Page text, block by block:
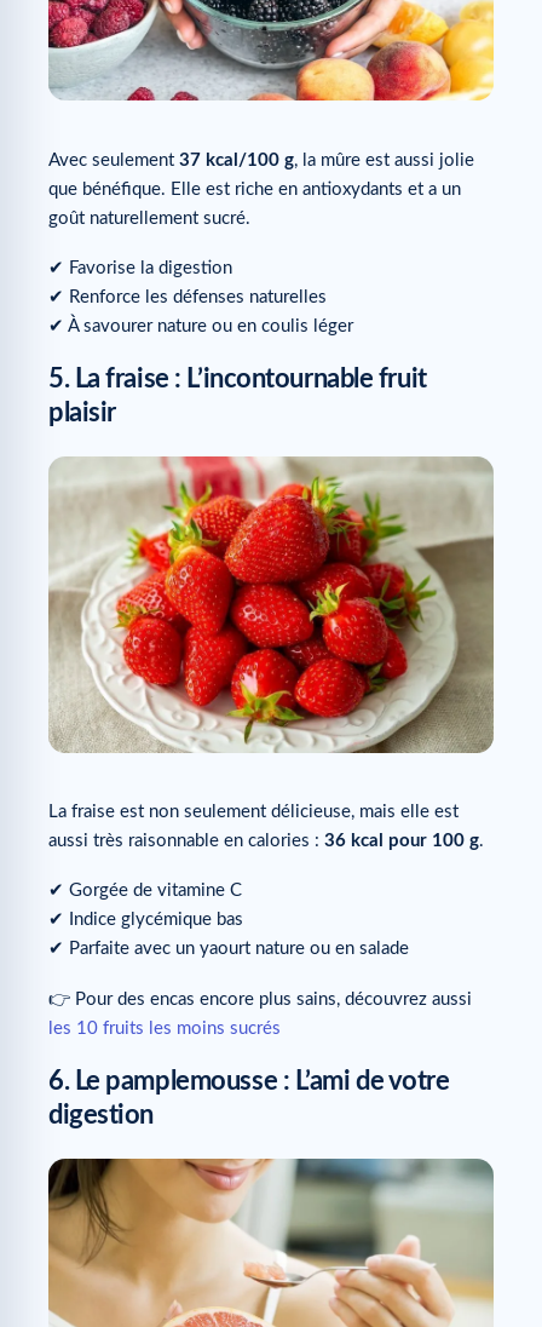
Avec seulement 37 kcal/100 g, la mûre est aussi jolie
que bénéfique. Elle est riche en antioxydants et a un
goût naturellement sucré.
✔ Favorise la digestion
✔ Renforce les défenses naturelles
✔ À savourer nature ou en coulis léger
5. La fraise : L’incontournable fruit
plaisir
La fraise est non seulement délicieuse, mais elle est
aussi très raisonnable en calories : 36 kcal pour 100 g.
✔ Gorgée de vitamine C
✔ Indice glycémique bas
✔ Parfaite avec un yaourt nature ou en salade
👉 Pour des encas encore plus sains, découvrez aussi
les 10 fruits les moins sucrés
6. Le pamplemousse : L’ami de votre
digestion